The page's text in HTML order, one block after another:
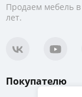
Продаем мебель
лет.
Покупателю